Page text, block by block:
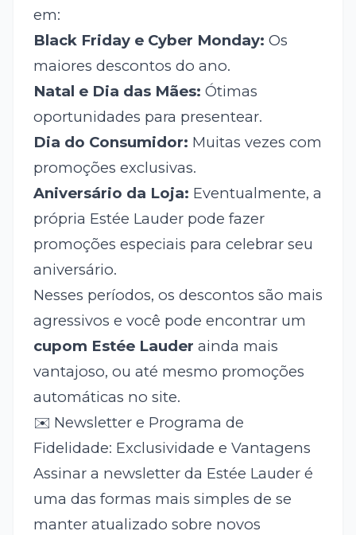
em:
Black Friday e Cyber Monday: Os
maiores descontos do ano.
Natal e Dia das Mães: Ótimas
oportunidades para presentear.
Dia do Consumidor: Muitas vezes com
promoções exclusivas.
Aniversário da Loja: Eventualmente, a
própria Estée Lauder pode fazer
promoções especiais para celebrar seu
aniversário.
Nesses períodos, os descontos são mais
agressivos e você pode encontrar um
cupom Estée Lauder ainda mais
vantajoso, ou até mesmo promoções
automáticas no site.
✉️ Newsletter e Programa de
Fidelidade: Exclusividade e Vantagens
Assinar a newsletter da Estée Lauder é
uma das formas mais simples de se
manter atualizado sobre novos